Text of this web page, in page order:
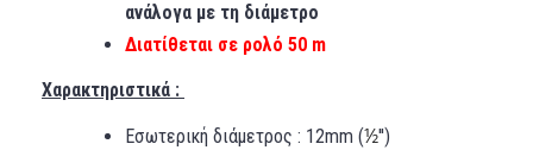
ανάλογα με τη διάμετρο
Διατίθεται σε ρολό 50 m
Χαρακτηριστικά :
Εσωτερική διάμετρος : 12mm (½'')